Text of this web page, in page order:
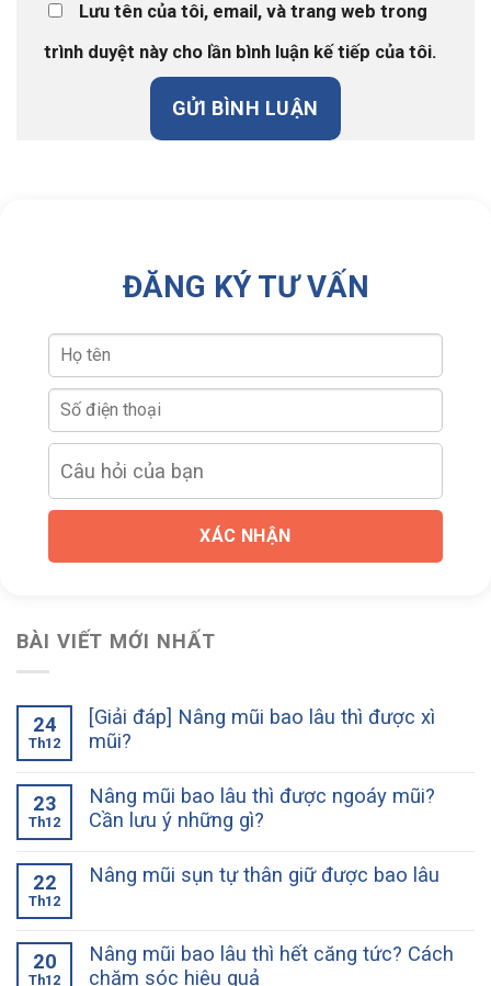
Lưu tên của tôi, email, và trang web trong
trình duyệt này cho lần bình luận kế tiếp của tôi.
ĐĂNG KÝ TƯ VẤN
XÁC NHẬN
BÀI VIẾT MỚI NHẤT
24
Th12
[Giải đáp] Nâng mũi bao lâu thì được xì
mũi?
23
Th12
Nâng mũi bao lâu thì được ngoáy mũi?
Cần lưu ý những gì?
22
Th12
Nâng mũi sụn tự thân giữ được bao lâu
20
Th12
Nâng mũi bao lâu thì hết căng tức? Cách
chăm sóc hiệu quả